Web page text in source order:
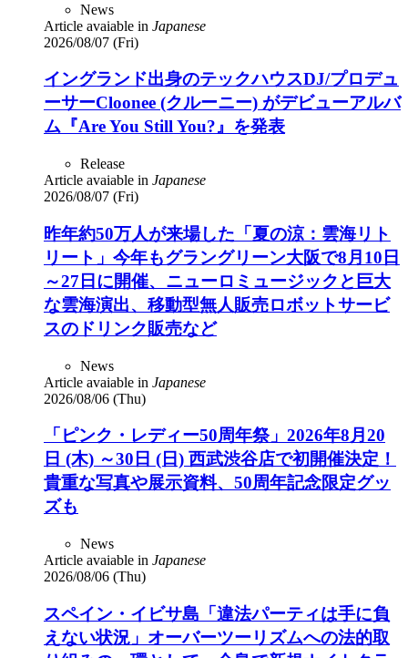
News
Article avaiable in Japanese
2026/08/07 (Fri)
イングランド出身のテックハウスDJ/プロデュ
ーサーCloonee (クルーニー) がデビューアルバ
ム『Are You Still You?』を発表
Release
Article avaiable in Japanese
2026/08/07 (Fri)
昨年約50万人が来場した「夏の涼：雲海リト
リート」今年もグラングリーン大阪で8月10日
～27日に開催、ニューロミュージックと巨大
な雲海演出、移動型無人販売ロボットサービ
スのドリンク販売など
News
Article avaiable in Japanese
2026/08/06 (Thu)
「ピンク・レディー50周年祭」2026年8月20
日 (木) ～30日 (日) 西武渋谷店で初開催決定！
貴重な写真や展示資料、50周年記念限定グッ
ズも
News
Article avaiable in Japanese
2026/08/06 (Thu)
スペイン・イビサ島「違法パーティは手に負
えない状況」オーバーツーリズムへの法的取